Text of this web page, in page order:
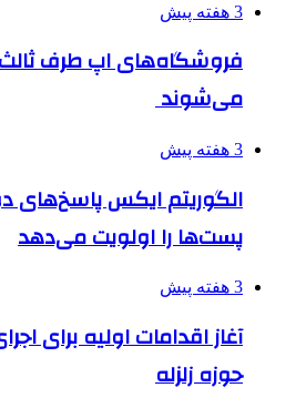
3 هفته پیش
فروشگاه‌های اپ طرف ثالث
می‌شوند
3 هفته پیش
الگوریتم ایکس پاسخ‌های
پست‌ها را اولویت می‌دهد
3 هفته پیش
آغاز اقدامات اولیه برای
حوزه زلزله